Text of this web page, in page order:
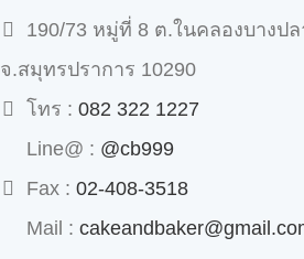
190/73 หมู่ที่ 8 ต.ในคลองบางป
จ.สมุทรปราการ 10290
โทร : 082 322 1227
Line@ : @cb999
Fax : 02-408-3518
Mail :